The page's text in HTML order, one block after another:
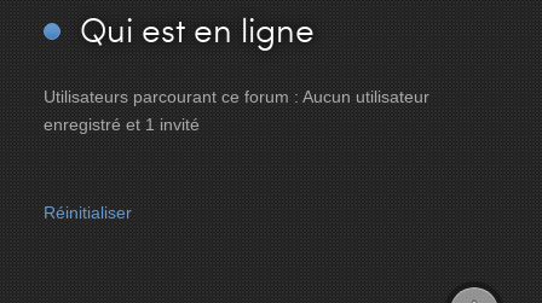
Qui est en ligne
Utilisateurs parcourant ce forum : Aucun utilisateur
enregistré et 1 invité
Réinitialiser